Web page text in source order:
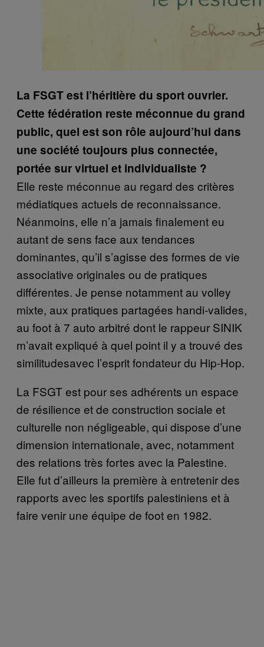
La FSGT est l’héritière du sport ouvrier.
Cette fédération reste méconnue du grand
public, quel est son rôle aujourd’hui dans
une société toujours plus connectée,
portée sur virtuel et individualiste ?
Elle reste méconnue au regard des critères
médiatiques actuels de reconnaissance.
Néanmoins, elle n’a jamais finalement eu
autant de sens face aux tendances
dominantes, qu’il s’agisse des formes de vie
associative originales ou de pratiques
différentes. Je pense notamment au volley
mixte, aux pratiques partagées handi-valides,
au foot à 7 auto arbitré dont le rappeur SINIK
m’avait expliqué à quel point il y a trouvé des
similitudesavec l’esprit fondateur du Hip-Hop.
La FSGT est pour ses adhérents un espace
de résilience et de construction sociale et
culturelle non négligeable, qui dispose d’une
dimension internationale, avec, notamment
des relations très fortes avec la Palestine.
Elle fut d’ailleurs la première à entretenir des
rapports avec les sportifs palestiniens et à
faire venir une équipe de foot en 1982.